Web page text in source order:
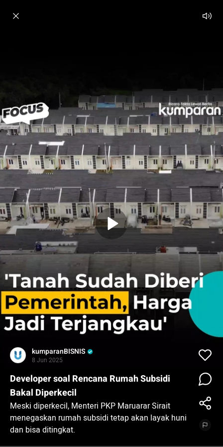
kumparanBISNIS
8 Jun 2025
Developer soal Rencana Rumah Subsidi
Bakal Diperkecil
Meski diperkecil, Menteri PKP Maruarar Sirait
menegaskan rumah subsidi tetap akan layak huni
dan bisa ditingkat.